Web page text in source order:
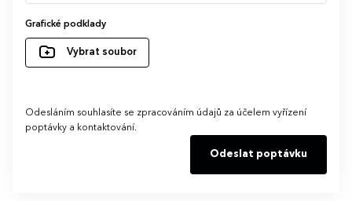
Grafické podklady
Vybrat soubor
Odesláním souhlasíte se zpracováním údajů za účelem vyřízení
poptávky a kontaktování.
Odeslat poptávku